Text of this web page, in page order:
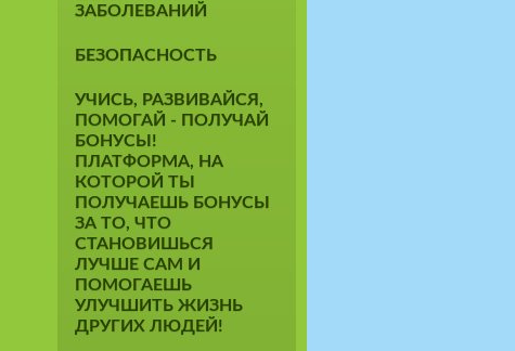
ЗАБОЛЕВАНИЙ
БЕЗОПАСНОСТЬ
УЧИСЬ, РАЗВИВАЙСЯ,
ПОМОГАЙ - ПОЛУЧАЙ
БОНУСЫ!
ПЛАТФОРМА, НА
КОТОРОЙ ТЫ
ПОЛУЧАЕШЬ БОНУСЫ
ЗА ТО, ЧТО
СТАНОВИШЬСЯ
ЛУЧШЕ САМ И
ПОМОГАЕШЬ
УЛУЧШИТЬ ЖИЗНЬ
ДРУГИХ ЛЮДЕЙ!